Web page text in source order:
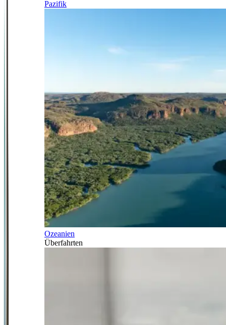
Pazifik
Ozeanien
Überfahrten